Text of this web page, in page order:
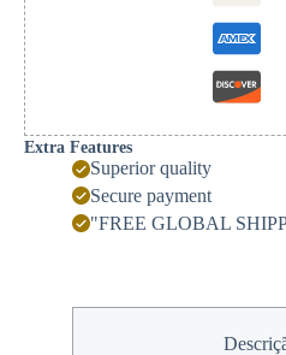
Extra Features
Superior quality
Secure payment
"FREE GLOBAL